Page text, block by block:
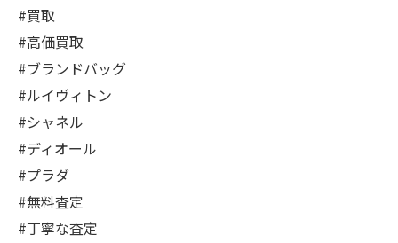
#買取
#高価買取
#ブランドバッグ
#ルイヴィトン
#シャネル
#ディオール
#プラダ
#無料査定
#丁寧な査定